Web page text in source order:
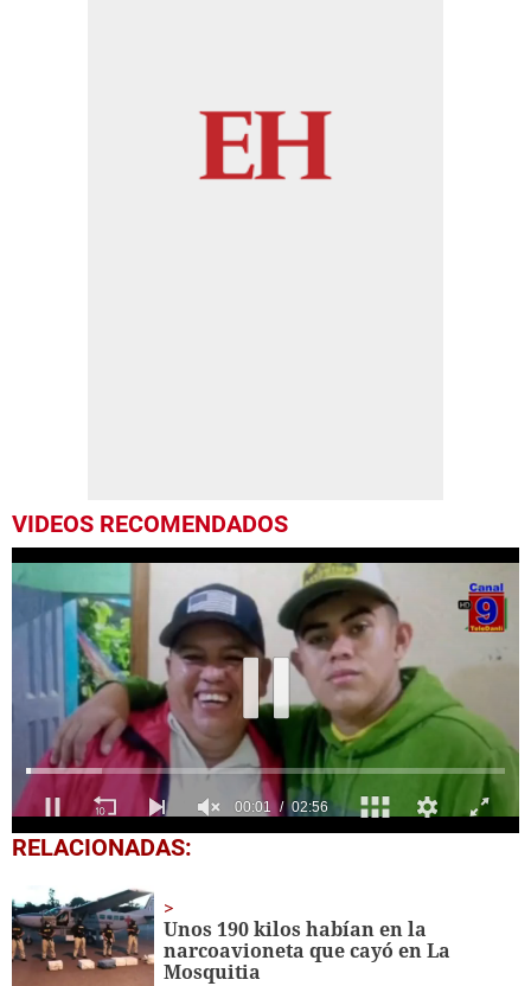
VIDEOS RECOMENDADOS
0
seconds
2
minutes,
56
seconds
RELACIONADAS:
Unos 190 kilos habían en la
narcoavioneta que cayó en La
Mosquitia